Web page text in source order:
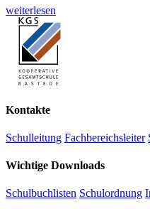
weiterlesen
Kontakte
Schulleitung Fachbereichsleiter
Wichtige Downloads
Schulbuchlisten Schulordnung